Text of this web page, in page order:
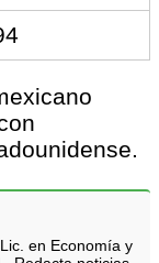
en Economía y